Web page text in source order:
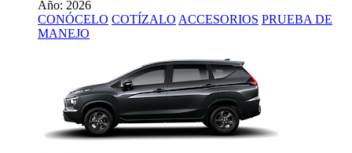
Año: 2026
CONÓCELO COTÍZALO ACCESORIOS PRUEBA DE
MANEJO